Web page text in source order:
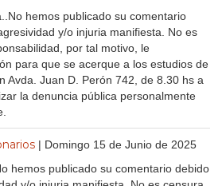
hemos publicado su comentario
y/o injuria manifiesta. No es
por tal motivo, le
para que se acerque a los estudios de
Avda. Juan D. Perón 742, de 8.30 hs a
la denuncia pública personalmente
| Domingo 15 de Junio de 2025
hemos publicado su comentario debido